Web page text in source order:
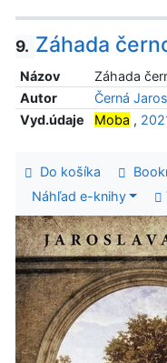
9. Záhada
Názov
Záhada
Autor
Černá
Vyd.údaje
Moba ,
Do košíka
Náhľad e-knihy